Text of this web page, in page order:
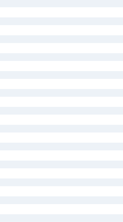
ради
міської ради Львівської
ради
міської ради
ради Львівської області
міської ради Львівської
допомоги"
міської ради Самбірського
Турківської міської
міської ради"
сільської ради
ДАВИДІВСЬКОЇ СІЛЬСЬКОЇ